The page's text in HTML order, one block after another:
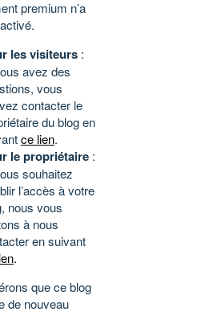
premium n’a
les visiteurs :
avez des
vous
contacter le
du blog en
ce lien.
le propriétaire :
souhaitez
l’accès à votre
nous vous
à nous
en suivant
.
que ce blog
de nouveau